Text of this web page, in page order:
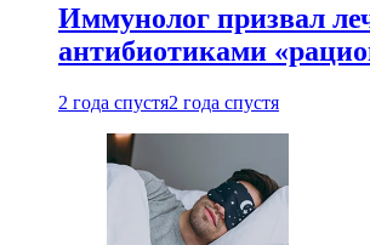
Иммунолог призвал
антибиотиками
2 года спустя2 года спустя